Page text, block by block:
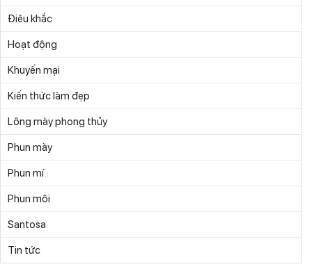
Điêu khắc
Hoạt động
Khuyến mại
Kiến thức làm đẹp
Lông mày phong thủy
Phun mày
Phun mí
Phun môi
Santosa
Tin tức